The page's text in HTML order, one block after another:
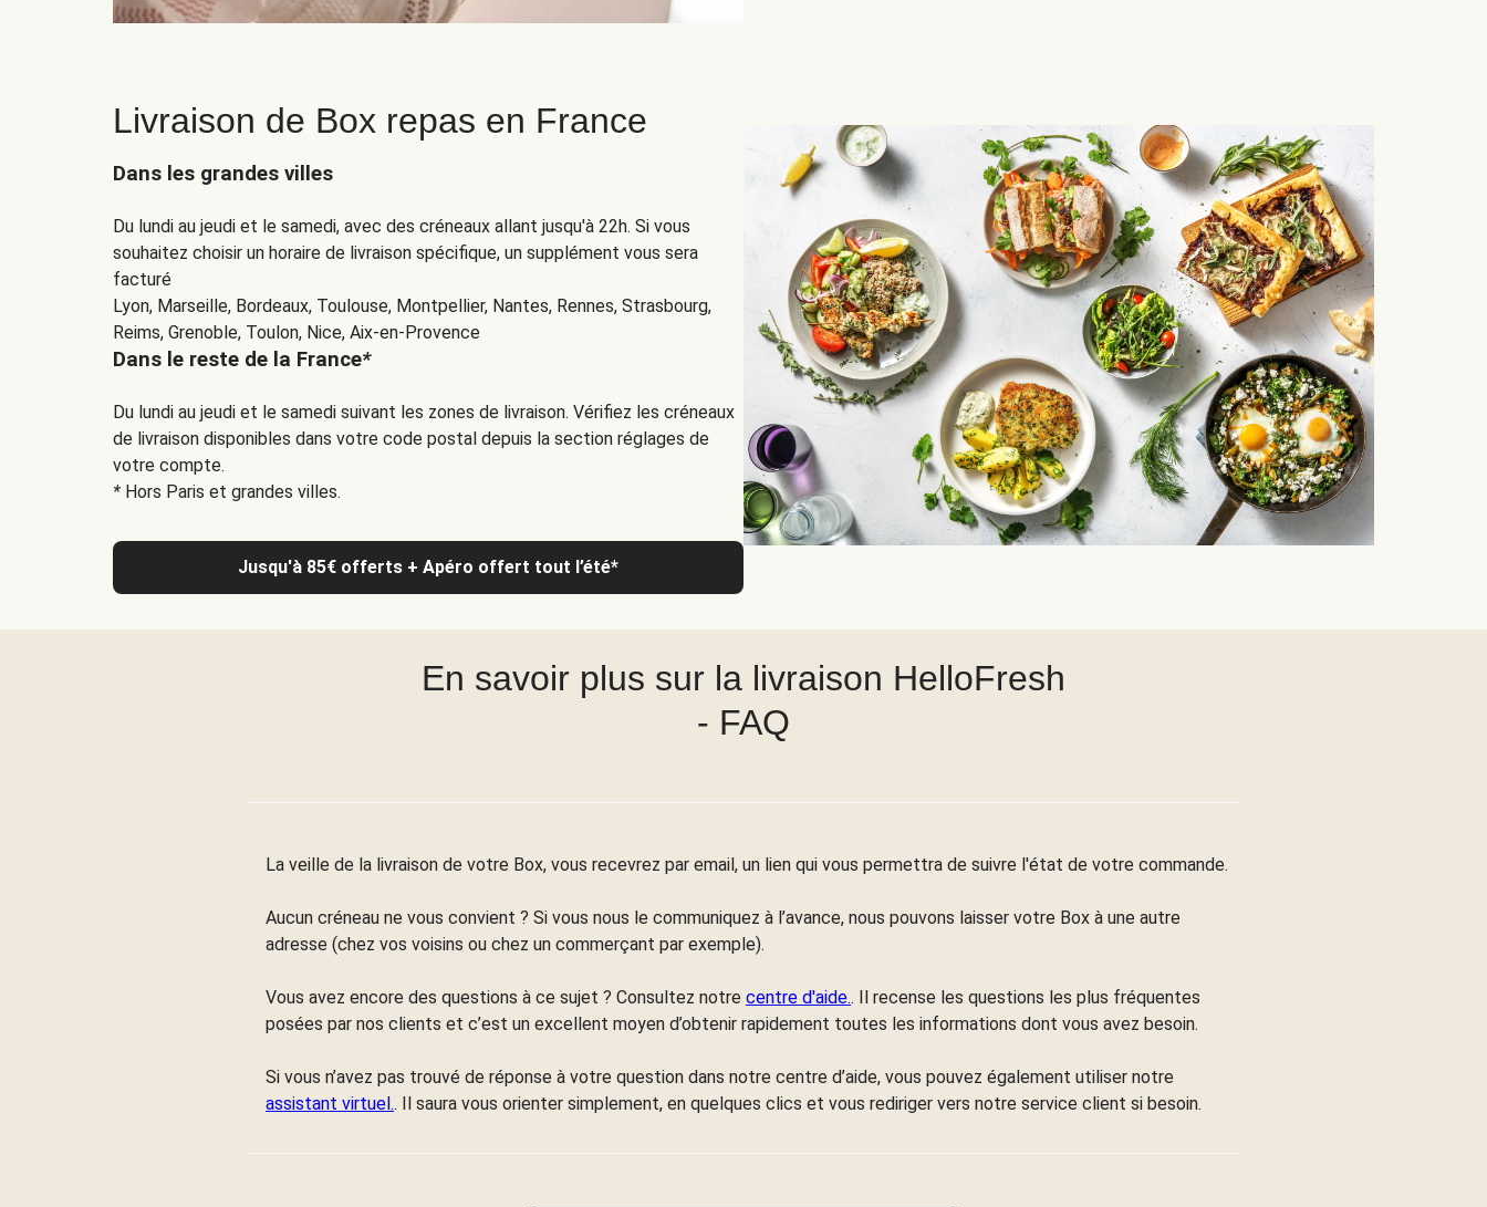
Livraison de Box repas en France
Dans les grandes villes
Du lundi au jeudi et le samedi, avec des créneaux allant jusqu'à 22h. Si vous
souhaitez choisir un horaire de livraison spécifique, un supplément vous sera
facturé
Lyon, Marseille, Bordeaux, Toulouse, Montpellier, Nantes, Rennes, Strasbourg,
Reims, Grenoble, Toulon, Nice, Aix-en-Provence
Dans le reste de la France*
Du lundi au jeudi et le samedi suivant les zones de livraison. Vérifiez les créneaux
de livraison disponibles dans votre code postal depuis la section réglages de
votre compte.
* Hors Paris et grandes villes.
Jusqu'à 85€ offerts + Apéro offert tout l’été*
En savoir plus sur la livraison HelloFresh
- FAQ
La veille de la livraison de votre Box, vous recevrez par email, un lien qui vous permettra de suivre l'état de votre commande.
Aucun créneau ne vous convient ? Si vous nous le communiquez à l’avance, nous pouvons laisser votre Box à une autre
adresse (chez vos voisins ou chez un commerçant par exemple).
Vous avez encore des questions à ce sujet ? Consultez notre centre d'aide.. Il recense les questions les plus fréquentes
posées par nos clients et c’est un excellent moyen d’obtenir rapidement toutes les informations dont vous avez besoin.
Si vous n’avez pas trouvé de réponse à votre question dans notre centre d’aide, vous pouvez également utiliser notre
assistant virtuel.. Il saura vous orienter simplement, en quelques clics et vous rediriger vers notre service client si besoin.